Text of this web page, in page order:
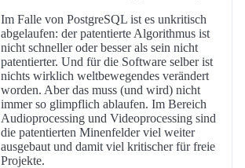
Im Falle von PostgreSQL ist es unkritisch
abgelaufen: der patentierte Algorithmus ist
nicht schneller oder besser als sein nicht
patentierter. Und für die Software selber ist
nichts wirklich weltbewegendes verändert
worden. Aber das muss (und wird) nicht
immer so glimpflich ablaufen. Im Bereich
Audioprocessing und Videoprocessing sind
die patentierten Minenfelder viel weiter
ausgebaut und damit viel kritischer für freie
Projekte.